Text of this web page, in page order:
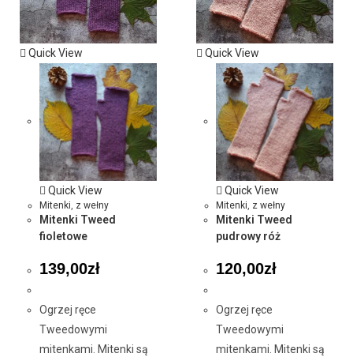
Quick View
Quick View
Mitenki z wełny
Mitenki Tweed
fioletowe
139,00zł
Ogrzej ręce
Tweedowymi
mitenkami. Mitenki są
Quick View
Quick View
Mitenki z wełny
Mitenki Tweed
pudrowy róż
120,00zł
Ogrzej ręce
Tweedowymi
mitenkami. Mitenki są